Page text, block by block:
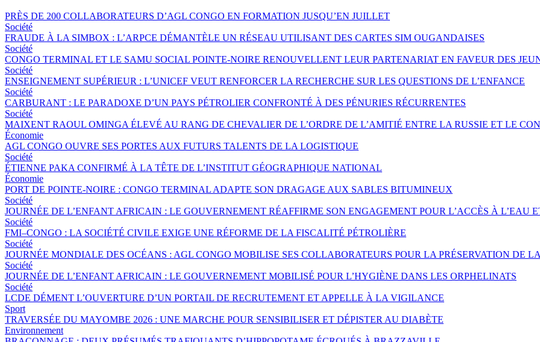
PRÈS DE 200 COLLABORATEURS D’AGL CONGO EN FORMATION JUSQU’EN JUILLET
Société
FRAUDE À LA SIMBOX : L’ARPCE DÉMANTÈLE UN RÉSEAU UTILISANT DES CARTES SIM OUGANDAISES
Société
CONGO TERMINAL ET LE SAMU SOCIAL POINTE-NOIRE RENOUVELLENT LEUR PARTENARIAT EN FAVEUR DES
Société
ENSEIGNEMENT SUPÉRIEUR : L’UNICEF VEUT RENFORCER LA RECHERCHE SUR LES QUESTIONS DE L’ENFANCE
Société
CARBURANT : LE PARADOXE D’UN PAYS PÉTROLIER CONFRONTÉ À DES PÉNURIES RÉCURRENTES
Société
MAIXENT RAOUL OMINGA ÉLEVÉ AU RANG DE CHEVALIER DE L’ORDRE DE L’AMITIÉ ENTRE LA RUSSIE ET LE
Économie
AGL CONGO OUVRE SES PORTES AUX FUTURS TALENTS DE LA LOGISTIQUE
Société
ÉTIENNE PAKA CONFIRMÉ À LA TÊTE DE L’INSTITUT GÉOGRAPHIQUE NATIONAL
Économie
PORT DE POINTE-NOIRE : CONGO TERMINAL ADAPTE SON DRAGAGE AUX SABLES BITUMINEUX
Société
JOURNÉE DE L’ENFANT AFRICAIN : LE GOUVERNEMENT RÉAFFIRME SON ENGAGEMENT POUR L’ACCÈS À L’EAU
Société
FMI–CONGO : LA SOCIÉTÉ CIVILE EXIGE UNE RÉFORME DE LA FISCALITÉ PÉTROLIÈRE
Société
JOURNÉE MONDIALE DES OCÉANS : AGL CONGO MOBILISE SES COLLABORATEURS POUR LA PRÉSERVATION DE
Société
JOURNÉE DE L’ENFANT AFRICAIN : LE GOUVERNEMENT MOBILISÉ POUR L’HYGIÈNE DANS LES ORPHELINATS
Société
LCDE DÉMENT L’OUVERTURE D’UN PORTAIL DE RECRUTEMENT ET APPELLE À LA VIGILANCE
Sport
TRAVERSÉE DU MAYOMBE 2026 : UNE MARCHE POUR SENSIBILISER ET DÉPISTER AU DIABÈTE
Environnement